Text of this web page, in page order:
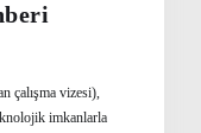
çalışma vizesi),
imkanlarla